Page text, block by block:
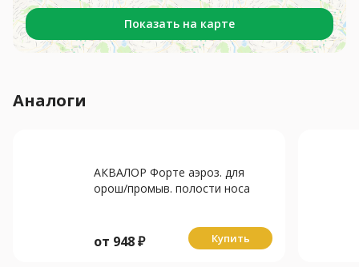
Показать на карте
Аналоги
АКВАЛОР Форте аэроз. для
орош/промыв. полости носа
от 948₽ Купить